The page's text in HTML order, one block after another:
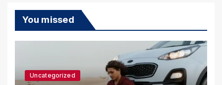
You missed
Uncategorized